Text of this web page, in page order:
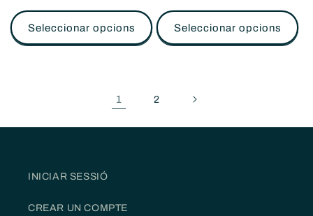
habitual
Seleccionar opcions
habitual
Seleccionar opcions
1 2
INICIAR SESSIÓ
CREAR UN COMPTE